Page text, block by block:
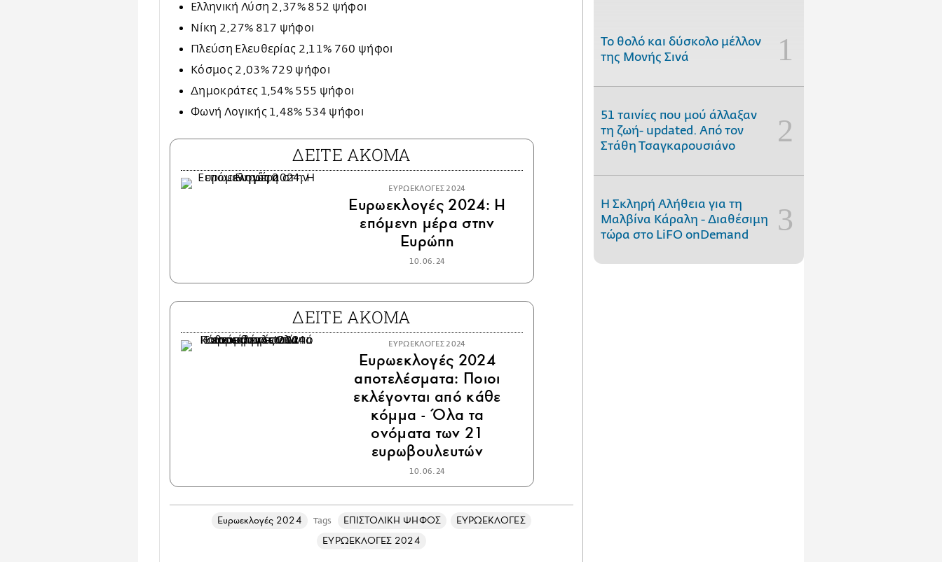
Ελληνική Λύση 2,37% 852 ψήφοι
Νίκη 2,27% 817 ψήφοι
Πλεύση Ελευθερίας 2,11% 760 ψήφοι
Κόσμος 2,03% 729 ψήφοι
Δημοκράτες 1,54% 555 ψήφοι
Φωνή Λογικής 1,48% 534 ψήφοι
ΔΕΙΤΕ ΑΚΟΜΑ
ΕΥΡΩΕΚΛΟΓΕΣ 2024
Ευρωεκλογές 2024: Η
επόμενη μέρα στην
Ευρώπη
10.06.24
ΔΕΙΤΕ ΑΚΟΜΑ
ΕΥΡΩΕΚΛΟΓΕΣ 2024
Ευρωεκλογές 2024
αποτελέσματα: Ποιοι
εκλέγονται από κάθε
κόμμα - Όλα τα
ονόματα των 21
ευρωβουλευτών
10.06.24
Ευρωεκλογές 2024 Tags ΕΠΙΣΤΟΛΙΚΗ ΨΗΦΟΣ
ΕΥΡΩΕΚΛΟΓΕΣ
ΕΥΡΩΕΚΛΟΓΕΣ 2024
Το θολό και δύσκολο μέλλον
της Μονής Σινά
51 ταινίες που μού άλλαξαν
τη ζωή- updated. Aπό τον
Στάθη Τσαγκαρουσιάνο
Η Σκληρή Αλήθεια για τη
Μαλβίνα Κάραλη - Διαθέσιμη
τώρα στo LiFO onDemand